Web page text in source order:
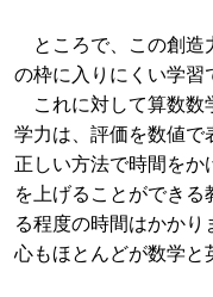
ところで、この創造
の枠に入りにくい学習
これに対して算数数
学力は、評価を数値で
正しい方法で時間を
を上げることができ
る程度の時間はかか
心もほとんどが数学と